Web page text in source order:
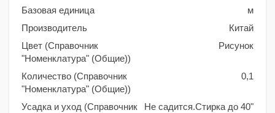
Базовая единица
м
Производитель
Китай
Цвет (Справочник
"Номенклатура" (Общие))
Рисунок
Количество (Справочник
"Номенклатура" (Общие))
0,1
Усадка и уход (Справочник
Не садится.Стирка до 40"